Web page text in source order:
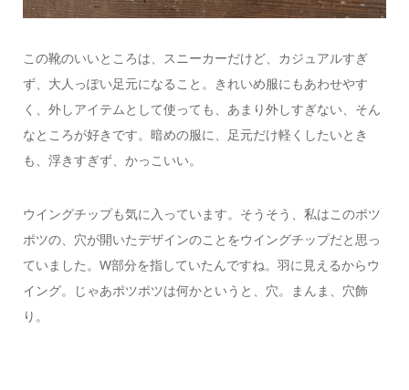
この靴のいいところは、スニーカーだけど、カジュアルすぎ
ず、大人っぽい足元になること。きれいめ服にもあわせやす
く、外しアイテムとして使っても、あまり外しすぎない、そん
なところが好きです。暗めの服に、足元だけ軽くしたいとき
も、浮きすぎず、かっこいい。
ウイングチップも気に入っています。そうそう、私はこのポツ
ポツの、穴が開いたデザインのことをウイングチップだと思っ
ていました。W部分を指していたんですね。羽に見えるからウ
イング。じゃあポツポツは何かというと、穴。まんま、穴飾
り。